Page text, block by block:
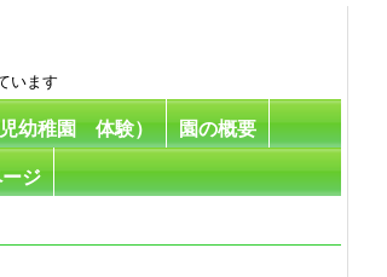
います
児幼稚園 体験） 園の概要
ジ